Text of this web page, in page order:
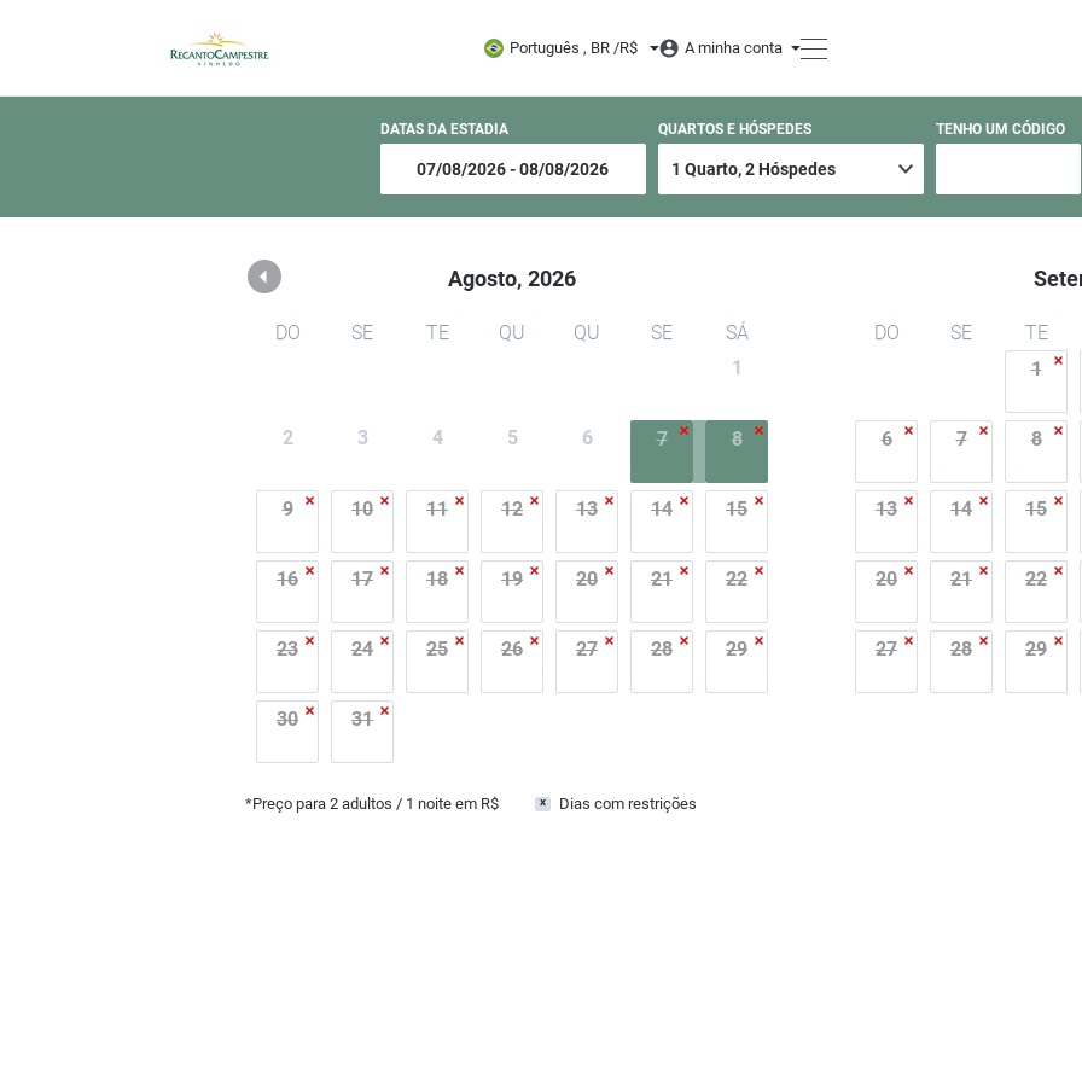
Recanto Campestre - Vinhedo
Português , BR /R$ A minha conta
DATAS DA ESTADIA QUARTOS E HÓSPEDES TENHO UM CÓDIGO
Agosto, 2026
DO SE TE QU QU SE
SÁ
1
2 3 4 5 6 7 8
9 10 11 12 13 14 15
16 17 18 19 20 21 22
23 24 25 26 27 28 29
30 31
DO SE TE
1
6 7 8
13 14 15
20 21 22
27 28 29
*Preço para2 adultos / 1 noite em R$ x Dias com restrições